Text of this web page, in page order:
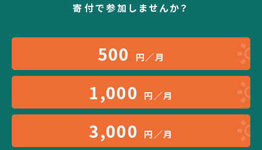
寄付で参加しませんか？
500 円／月
1,000 円／月
3,000 円／月